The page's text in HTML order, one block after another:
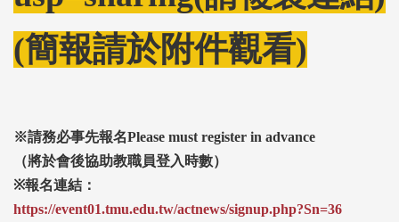
(簡報請於附件觀看)
※請務必事先報名Please must register in advance
（將於會後協助教職員登入時數）
※報名連結：
https://event01.tmu.edu.tw/actnews/signup.php?Sn=36